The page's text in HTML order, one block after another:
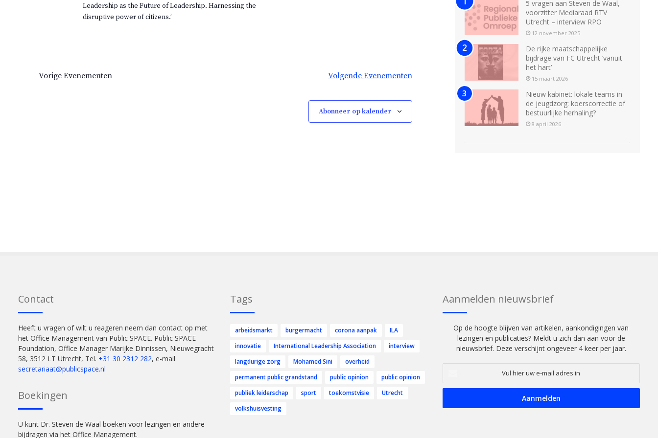
a
t
Leadership as the Future of Leadership. Harnessing the
disruptive power of citizens.’
Vorige Evenementen Volgende Evenementen
Abonneer op kalender
5 vragen aan Steven de Waal,
voorzitter Mediaraad RTV
Utrecht – interview RPO
12 november 2025
De rijke maatschappelijke
bijdrage van FC Utrecht ‘vanuit
het hart’
15 maart 2026
Nieuw kabinet: lokale teams in
de jeugdzorg: koerscorrectie of
bestuurlijke herhaling?
8 april 2026
Contact
Heeft u vragen of wilt u reageren neem dan contact op met
het Office Management van Public SPACE. Public SPACE
Foundation, Office Manager Marijke Dinnissen, Nieuwegracht
58, 3512 LT Utrecht, Tel. +31 30 2312 282, e-mail
secretariaat@publicspace.nl
Boekingen
U kunt Dr. Steven de Waal boeken voor lezingen en andere
bijdragen via het Office Management.
Tags
arbeidsmarkt burgermacht corona aanpak
ILA
innovatie
International Leadership Association
interview
langdurige zorg
Mohamed Sini
overheid
permanent public grandstand
public opinion
public opinion
publiek leiderschap
sport toekomstvisie
Utrecht
volkshuisvesting
Aanmelden nieuwsbrief
Op de hoogte blijven van artikelen, aankondigingen van
lezingen en publicaties? Meldt u zich dan aan voor de
nieuwsbrief. Deze verschijnt ongeveer 4 keer per jaar.
uw
mail